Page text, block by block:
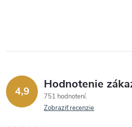
4,9 Hodnotenie
751 hodnotení
Zobraziť recenzie